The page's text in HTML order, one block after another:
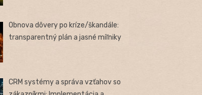
Obnova dôvery po kríze/škandále:
transparentný plán a jasné míľniky
CRM systémy a správa vzťahov so